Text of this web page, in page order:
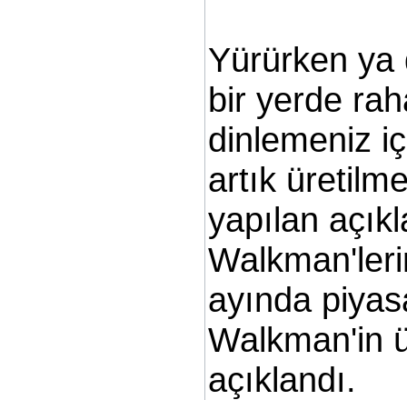
Yürürken ya
bir yerde
dinlemeniz
artık
yapılan
ayında
Walkman'in
açıklandı.